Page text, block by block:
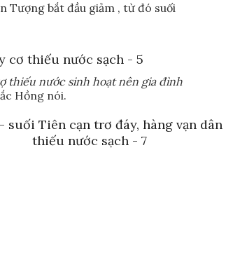
Tượng bắt đầu giảm , từ đó suối
thiếu nước sinh hoạt nên gia đình
Hồng nói.